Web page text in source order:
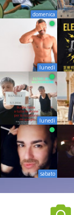
domenica
lunedì
lunedì
sabato